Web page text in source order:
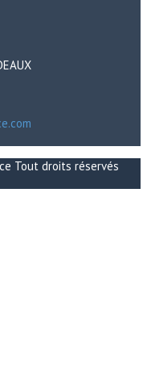
Tout droits réservés